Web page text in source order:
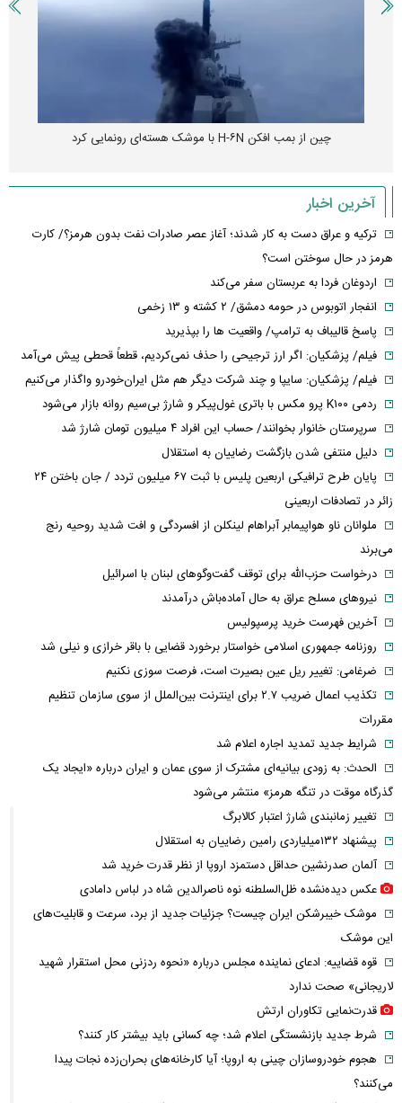
چین از بمب افکن H-۶N با موشک هسته‌ای رونمایی کرد
آخرین اخبار
ترکیه و عراق دست به کار شدند؛ آغاز عصر صادرات نفت بدون هرمز؟/ کارت
هرمز در حال سوختن است؟
اردوغان فردا به عربستان سفر می‌کند
انفجار اتوبوس در حومه دمشق/ ۲ کشته و ۱۳ زخمی
پاسخ قالیباف به ترامپ/ واقعیت ها را بپذیرید
فیلم/ پزشکیان: اگر ارز ترجیحی را حذف نمی‌کردیم، قطعاً قحطی پیش می‌آمد
فیلم/ پزشکیان: سایپا و چند شرکت دیگر هم مثل ایران‌خودرو واگذار می‌کنیم
ردمی K۱۰۰ پرو مکس با باتری غول‌پیکر و شارژ بی‌سیم روانه بازار می‌شود
سرپرستان خانوار بخوانند/ حساب این افراد ۴ میلیون تومان شارژ شد
دلیل منتفی شدن بازگشت رضاییان به استقلال
پایان طرح ترافیکی اربعین پلیس با ثبت ۶۷ میلیون تردد / جان باختن ۲۴
زائر در تصادفات اربعینی
ملوانان ناو هواپیمابر آبراهام لینکلن از افسردگی و افت شدید روحیه رنج
می‌برند
درخواست حزب‌الله برای توقف گفت‌وگوهای لبنان با اسرائیل
نیروهای مسلح عراق به حال آماده‌باش درآمدند
آخرین فهرست خرید پرسپولیس
روزنامه جمهوری اسلامی خواستار برخورد قضایی با باقر خرازی و نیلی شد
ضرغامی: تغییر ریل عین بصیرت است، فرصت سوزی نکنیم
تکذیب اعمال ضریب ۲.۷ برای اینترنت بین‌الملل از سوی سازمان تنظیم
مقررات
شرایط جدید تمدید اجاره اعلام شد
الحدث: به زودی بیانیه‌ای مشترک از سوی عمان و ایران درباره «ایجاد یک
گذرگاه موقت در تنگه هرمز» منتشر می‌شود
تغییر زمانبندی‌ شارژ اعتبار کالابرگ
پیشنهاد ۱۳۲میلیاردی رامین رضاییان به استقلال
آلمان صدرنشین حداقل دستمزد اروپا از نظر قدرت خرید شد
عکس دیده‌نشده ظل‌السلطنه نوه ناصرالدین شاه در لباس دامادی
موشک خیبرشکن ایران چیست؟ جزئیات جدید از برد، سرعت و قابلیت‌های
این موشک
قوه قضاییه: ادعای نماینده مجلس درباره «نحوه ردزنی محل استقرار شهید
لاریجانی» صحت ندارد
قدرت‌نمایی تکاوران ارتش
شرط جدید بازنشستگی اعلام شد؛ چه کسانی باید بیشتر کار کنند؟
هجوم خودروسازان چینی به اروپا؛ آیا کارخانه‌های بحران‌زده نجات پیدا
می‌کنند؟